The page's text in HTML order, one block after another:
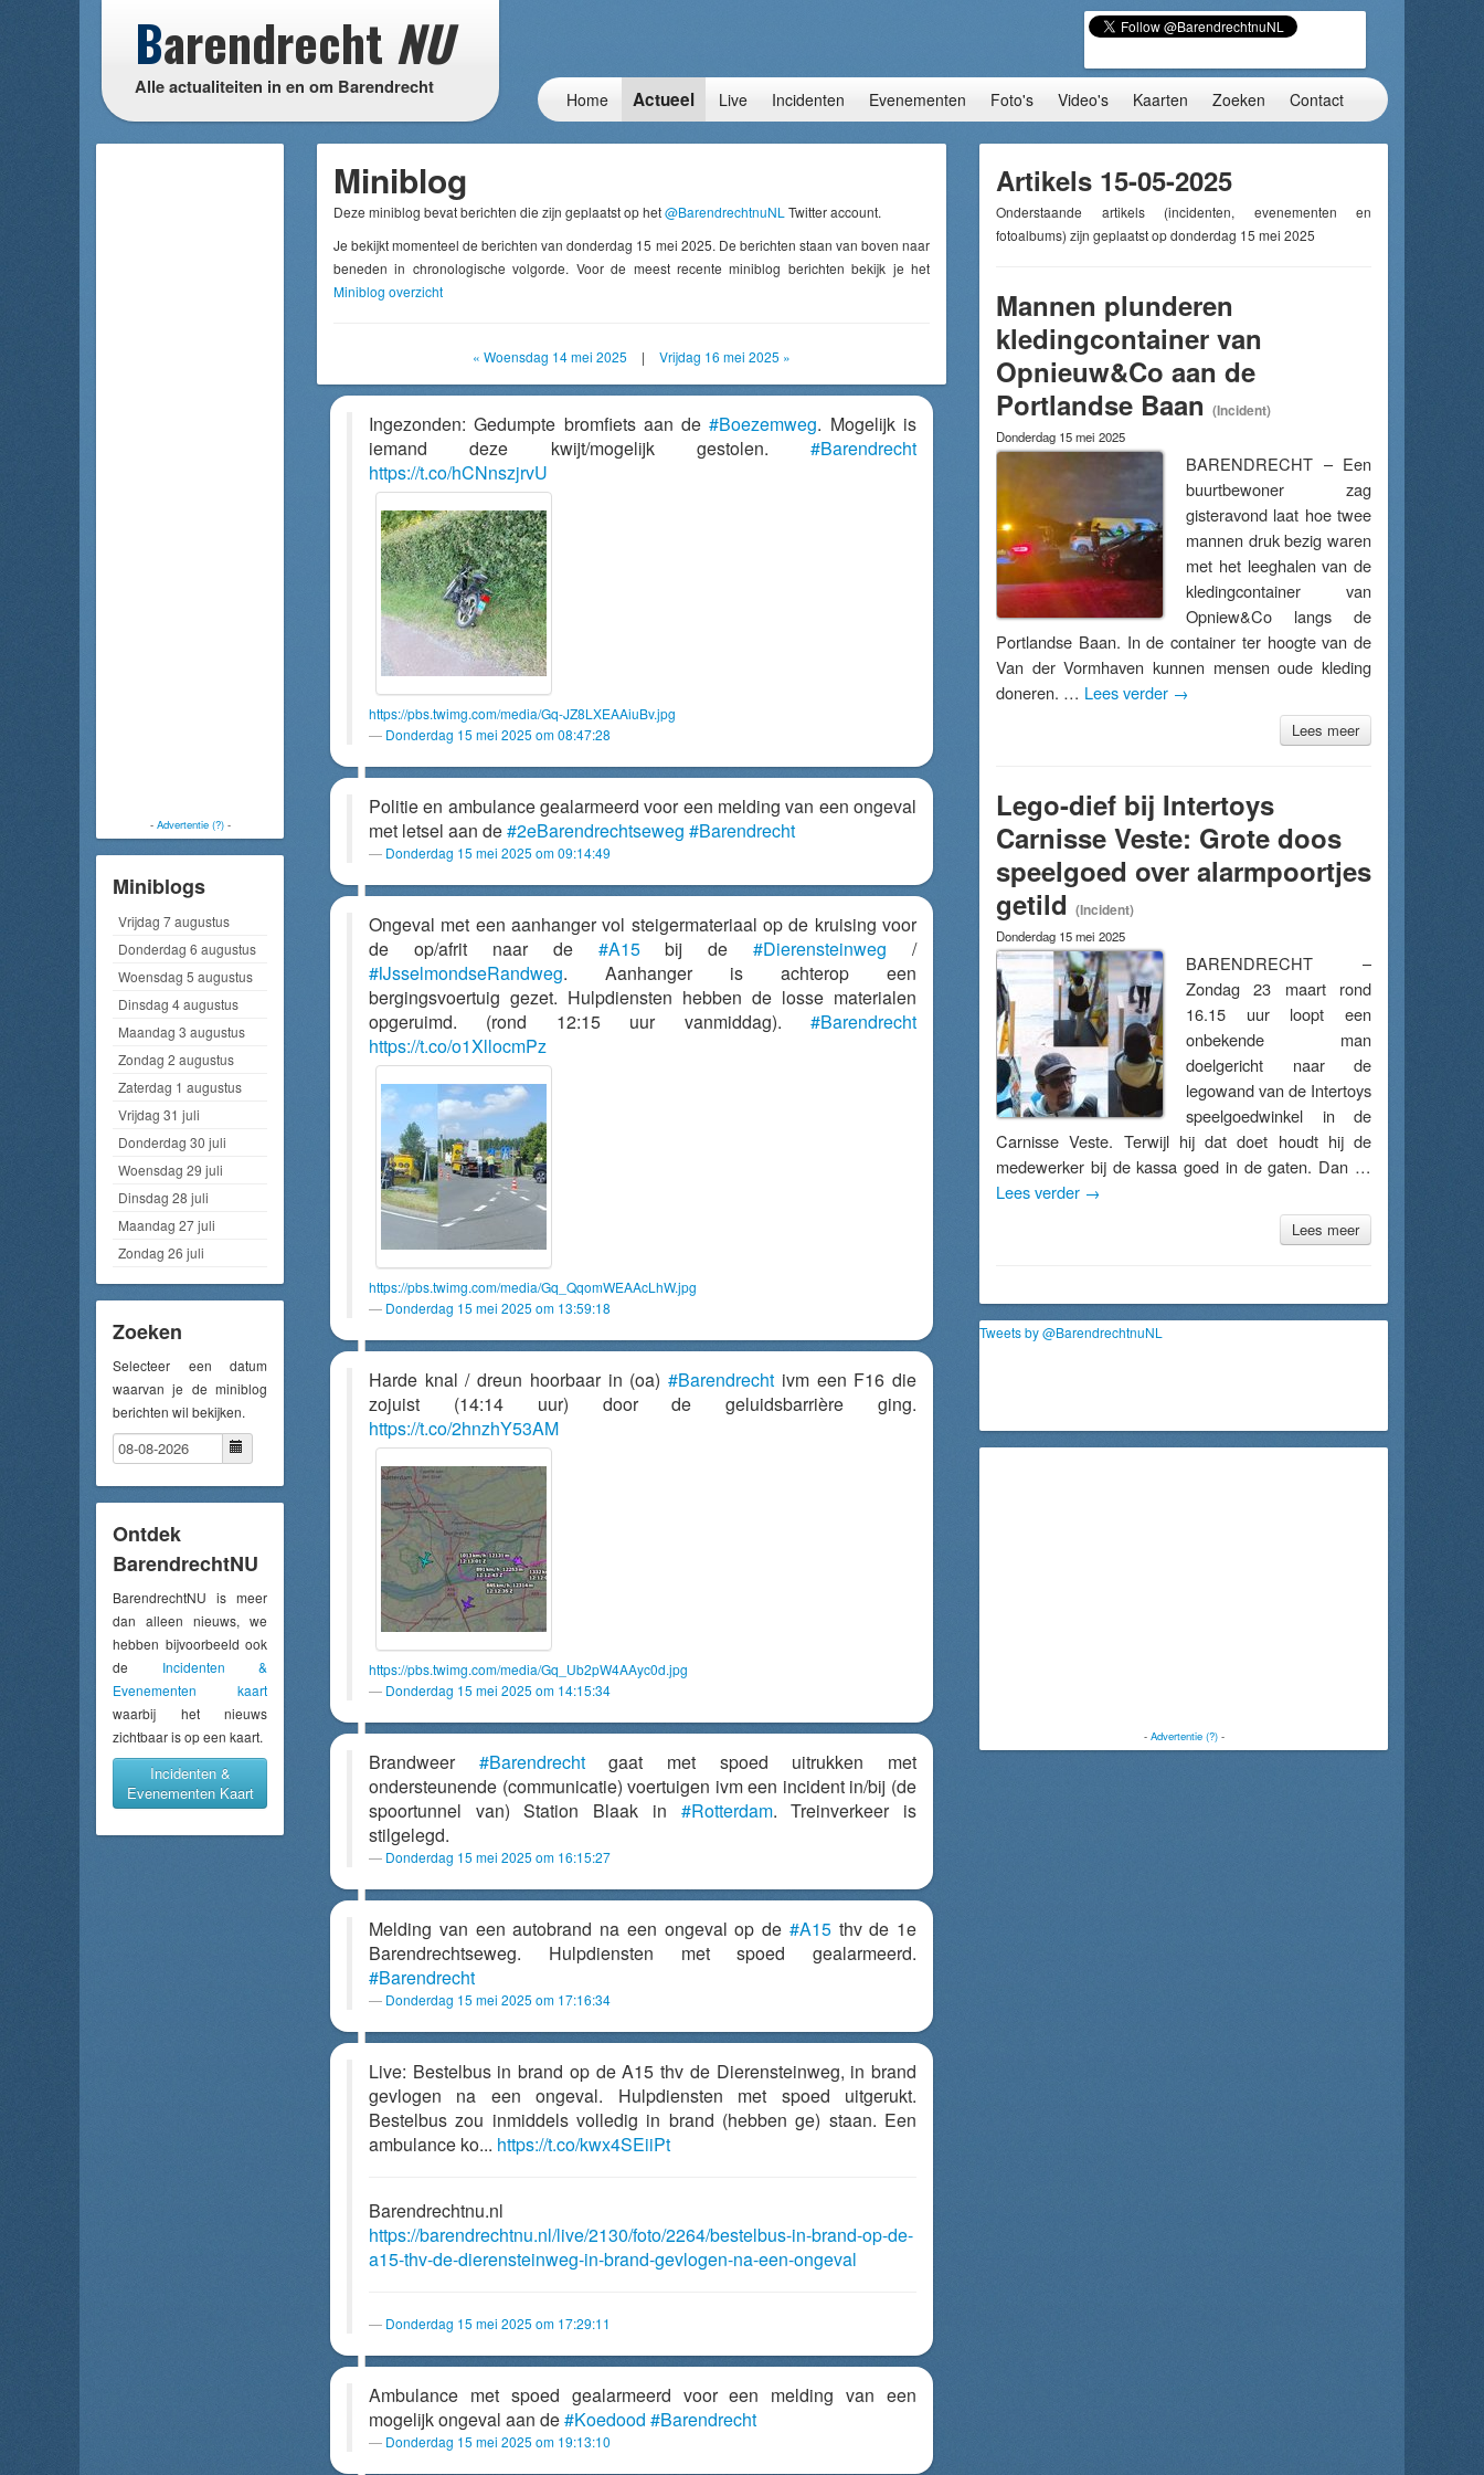
Barendrecht NU
Alle actualiteiten in en om Barendrecht
Home Actueel Live Incidenten Evenementen Foto's Video's Kaarten Zoeken Contact
- Advertentie (?)-
Miniblogs
Vrijdag 7 augustus
Donderdag 6 augustus
Woensdag 5 augustus
Dinsdag 4 augustus
Maandag 3 augustus
Zondag 2 augustus
Zaterdag 1 augustus
Vrijdag 31 juli
Donderdag 30 juli
Woensdag 29 juli
Dinsdag 28 juli
Maandag 27 juli
Zondag 26 juli
Zoeken
Selecteer een datum
waarvan je de miniblog
berichten wil bekijken.
Ontdek
BarendrechtNU
BarendrechtNU is meer
dan alleen nieuws, we
hebben bijvoorbeeld ook
de Incidenten &
Evenementen kaart
waarbij het nieuws
zichtbaar is op een kaart.
Incidenten &
Evenementen Kaart
Miniblog
Deze miniblog bevat berichten die zijn geplaatst op het@BarendrechtnuNL Twitter account.
Je bekijkt momenteel de berichten van donderdag 15 mei 2025. De berichten staan van boven naar
beneden in chronologische volgorde. Voor de meest recente miniblog berichten bekijk je het
Miniblog overzicht
« Woensdag 14 mei 2025 | Vrijdag 16 mei 2025 »
Ingezonden: Gedumpte bromfiets aan de#Boezemweg. Mogelijk is
iemand deze kwijt/mogelijk gestolen. #Barendrecht
https://t.co/hCNnszjrvU
https://pbs.twimg.com/media/Gq-JZ8LXEAAiuBv.jpg
Donderdag 15 mei 2025 om 08:47:28
Politie en ambulance gealarmeerd voor een melding van een ongeval
met letsel aan de#2eBarendrechtseweg #Barendrecht
Donderdag 15 mei 2025 om 09:14:49
Ongeval met een aanhanger vol steigermateriaal op de kruising voor
de op/afrit naar de #A15bij de#Dierensteinweg /
#IJsselmondseRandweg. Aanhanger is achterop een
bergingsvoertuig gezet. Hulpdiensten hebben de losse materialen
opgeruimd. (rond 12:15 uur vanmiddag). #Barendrecht
https://t.co/o1XllocmPz
https://pbs.twimg.com/media/Gq_QqomWEAAcLhW.jpg
Donderdag 15 mei 2025 om 13:59:18
Harde knal / dreun hoorbaar in (oa)#Barendrecht ivm een F16 die
zojuist (14:14 uur) door de geluidsbarrière ging.
https://t.co/2hnzhY53AM
https://pbs.twimg.com/media/Gq_Ub2pW4AAyc0d.jpg
Donderdag 15 mei 2025 om 14:15:34
Brandweer #Barendrechtgaat met spoed uitrukken met
ondersteunende (communicatie) voertuigen ivm een incident in/bij (de
spoortunnel van) Station Blaak in #Rotterdam. Treinverkeer is
stilgelegd.
Donderdag 15 mei 2025 om 16:15:27
Melding van een autobrand na een ongeval op de #A15thv de 1e
Barendrechtseweg. Hulpdiensten met spoed gealarmeerd.
#Barendrecht
Donderdag 15 mei 2025 om 17:16:34
Live: Bestelbus in brand op de A15 thv de Dierensteinweg, in brand
gevlogen na een ongeval. Hulpdiensten met spoed uitgerukt.
Bestelbus zou inmiddels volledig in brand (hebben ge) staan. Een
ambulance ko... https://t.co/kwx4SEiiPt
Barendrechtnu.nl
https://barendrechtnu.nl/live/2130/foto/2264/bestelbus-in-brand-op-de-
a15-thv-de-dierensteinweg-in-brand-gevlogen-na-een-ongeval
Donderdag 15 mei 2025 om 17:29:11
Ambulance met spoed gealarmeerd voor een melding van een
mogelijk ongeval aan de#Koedood #Barendrecht
Donderdag 15 mei 2025 om 19:13:10
Artikels 15-05-2025
Onderstaande artikels (incidenten, evenementen en
fotoalbums) zijn geplaatst op donderdag 15 mei 2025
Mannen plunderen
kledingcontainer van
Opnieuw&Co aan de
Portlandse Baan (Incident)
Donderdag 15 mei 2025
BARENDRECHT – Een
buurtbewoner zag
gisteravond laat hoe twee
mannen druk bezig waren
met het leeghalen van de
kledingcontainer van
Opniew&Co langs de
Portlandse Baan. In de container ter hoogte van de
Van der Vormhaven kunnen mensen oude kleding
doneren. … Lees verder →
Lees meer
Lego-dief bij Intertoys
Carnisse Veste: Grote doos
speelgoed over alarmpoortjes
getild (Incident)
Donderdag 15 mei 2025
BARENDRECHT –
Zondag 23 maart rond
16.15 uur loopt een
onbekende man
doelgericht naar de
legowand van de Intertoys
speelgoedwinkel in de
Carnisse Veste. Terwijl hij dat doet houdt hij de
medewerker bij de kassa goed in de gaten. Dan …
Lees verder →
Lees meer
Tweets by @BarendrechtnuNL
- Advertentie (?)-